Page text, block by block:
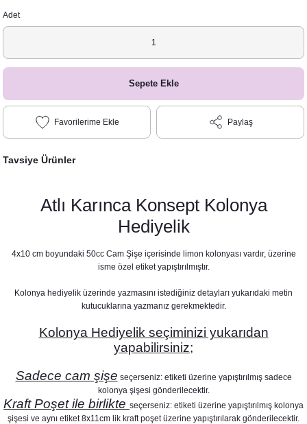
Adet
Sepete Ekle
Paylaş
Tavsiye Ürünler
Atlı Karınca Konsept Pipet Süsü 10lu paket
69,90 TL
Atlı Karınca Konsept Popcorn Kutusu
Atlı Karınca Konsept Kolonya
Hediyelik
4x10 cm boyundaki 50cc Cam Şişe içerisinde limon kolonyası vardır, üzerine
isme özel etiket yapıştırılmıştır.
Kolonya hediyelik üzerinde yazmasını istediğiniz detayları yukarıdaki metin
kutucuklarına yazmanız gerekmektedir.
Kolonya Hediyelik seçiminizi yukarıdan
yapabilirsiniz;
Sadece cam şişe seçerseniz: etiketi üzerine yapıştırılmış sadece
kolonya şişesi gönderilecektir.
Kraft Poşet ile birlikte seçerseniz: etiketi üzerine yapıştırılmış kolonya
şişesi ve aynı etiket 8x11cm lik kraft poşet üzerine yapıştırılarak gönderilecektir.